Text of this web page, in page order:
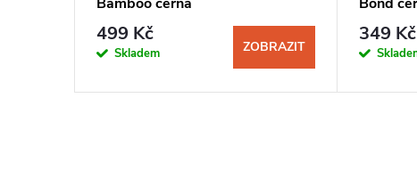
499 Kč
Skladem ZOBRAZIT
349 Kč